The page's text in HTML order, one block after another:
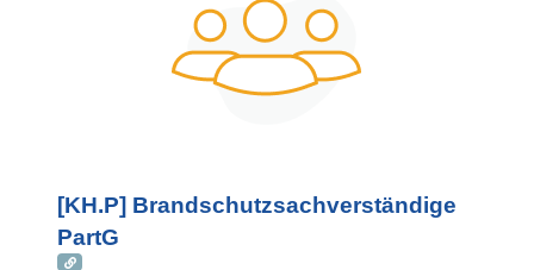
[KH.P] Brandschutzsachverständige
PartG